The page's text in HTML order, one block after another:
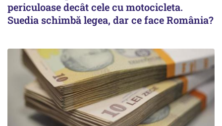
periculoase decât cele cu motocicleta.
Suedia schimbă legea, dar ce face România?